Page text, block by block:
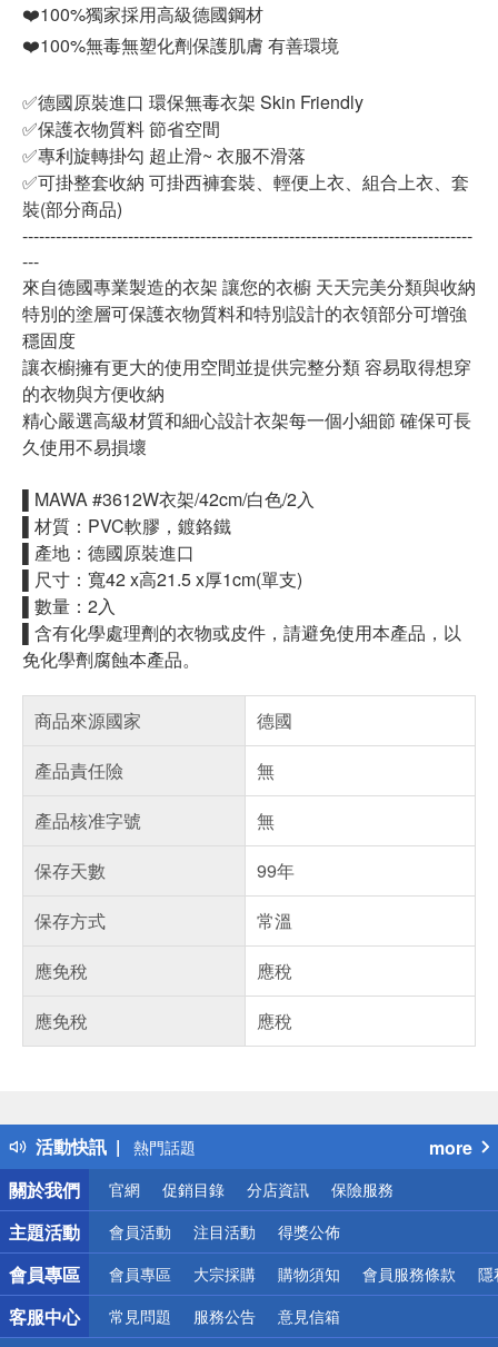
❤️100%獨家採用高級德國鋼材
❤️100%無毒無塑化劑保護肌膚 有善環境
✅德國原裝進口 環保無毒衣架 Skin Friendly
✅保護衣物質料 節省空間
✅專利旋轉掛勾 超止滑~ 衣服不滑落
✅可掛整套收納 可掛西褲套裝、輕便上衣、組合上衣、套
裝(部分商品)
---------------------------------------------------------------------------------
---
來自德國專業製造的衣架 讓您的衣櫥 天天完美分類與收納
特別的塗層可保護衣物質料和特別設計的衣領部分可增強
穩固度
讓衣櫥擁有更大的使用空間並提供完整分類 容易取得想穿
的衣物與方便收納
精心嚴選高級材質和細心設計衣架每一個小細節 確保可長
久使用不易損壞
▌MAWA #3612W衣架/42cm/白色/2入
▌材質：PVC軟膠，鍍鉻鐵
▌產地：德國原裝進口
▌尺寸：寬42 x高21.5 x厚1cm(單支)
▌數量：2入
▌含有化學處理劑的衣物或皮件，請避免使用本產品，以
免化學劑腐蝕本產品。
商品來源國家
德國
產品責任險
無
產品核准字號
無
保存天數
99年
保存方式
常溫
應免稅
應稅
應免稅
應稅
活動快訊
得獎公告
熱門話題
銀行優惠
偏遠地區配送
詐騙網頁！請小心！
more
關於我們
官網 促銷目錄 分店資訊 保險服務
主題活動 會員活動 注目活動 得獎公佈
會員專區 會員專區 大宗採購 購物須知 會員服務條款 隱
客服中心 常見問題 服務公告 意見信箱